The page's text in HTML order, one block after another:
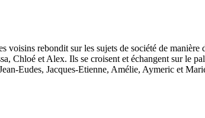
rebondit sur les sujets de société de manière
Chloé et Alex. Ils se croisent et échangent sur le
Eudes, Jacques-Etienne, Amélie, Aymeric et